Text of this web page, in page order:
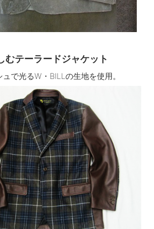
むテーラードジャケット
で光るW・BILLの生地を使用。